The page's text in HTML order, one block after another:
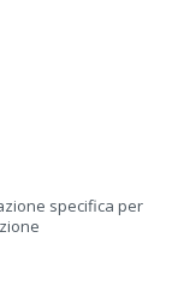
specifica per